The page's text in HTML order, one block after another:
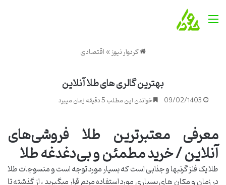
منو
کردوار نیوز»اقتصادی
بهترین گالری های طلا آنلاین
09/02/1403 خواندن این مطلب 5 دقیقه زمان میبرد
معرفی معتبرترین طلا فروشی‌های
آنلاین / خرید مطمئن و بی‌دغدغه طلا
طلا یک فلز گرنبها و جذابی است که بسیار مورد توجه است و منسوجات طلا